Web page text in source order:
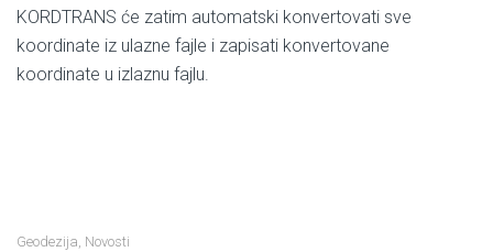
KORDTRANS će zatim automatski konvertovati sve
koordinate iz ulazne fajle i zapisati konvertovane
koordinate u izlaznu fajlu.
Geodezija, Novosti